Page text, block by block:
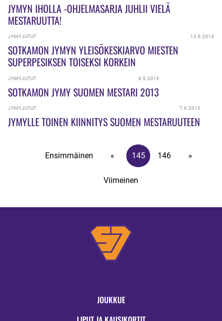
JYMYN IHOLLA -OHJELMASARJA JUHLII VIELÄ
MESTARUUTTA!
JYMYJUTUT 13.9.2013
SOTKAMON JYMYN YLEISÖKESKIARVO MIESTEN
SUPERPESIKSEN TOISEKSI KORKEIN
JYMYJUTUT 8.9.2013
SOTKAMON JYMY SUOMEN MESTARI 2013
JYMYJUTUT 7.9.2013
JYMYLLE TOINEN KIINNITYS SUOMEN MESTARUUTEEN
Ensimmäinen « 145 146 »
Viimeinen
JOUKKUE